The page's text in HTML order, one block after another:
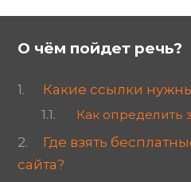
О чём пойдет речь?
Какие ссылки
Как определить
Где взять
сайта?